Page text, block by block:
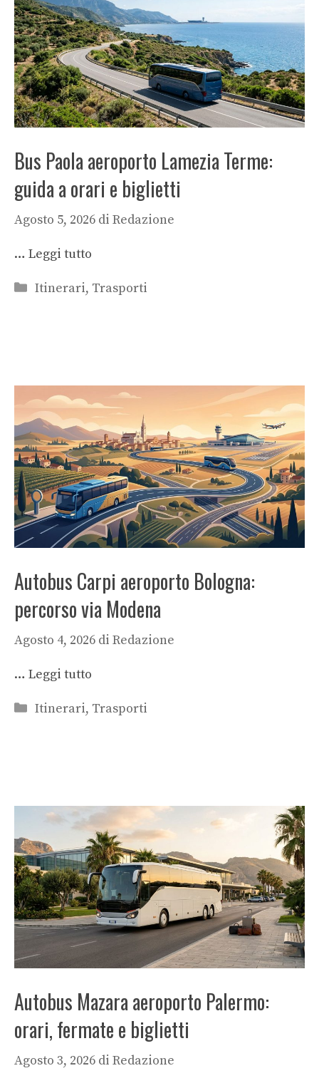
Bus Paola aeroporto Lamezia Terme:
guida a orari e biglietti
Agosto 5, 2026 di Redazione
… Leggi tutto
Categorie
Itinerari, Trasporti
Autobus Carpi aeroporto Bologna:
percorso via Modena
Agosto 4, 2026 di Redazione
… Leggi tutto
Categorie
Itinerari, Trasporti
Autobus Mazara aeroporto Palermo:
orari, fermate e biglietti
Agosto 3, 2026 di Redazione